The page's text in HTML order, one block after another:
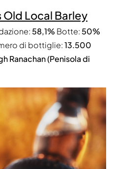
Old Local Barley
58,1% Botte: 50%
di bottiglie:13.500
Ranachan (Penisola di